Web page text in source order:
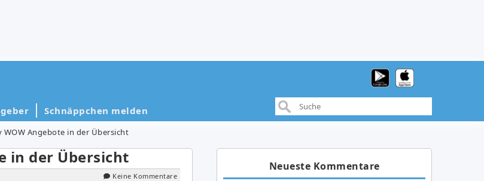
Schnäppchen melden
WOW Angebote in der Übersicht
in der Übersicht
Keine Kommentare
Neueste Kommentare